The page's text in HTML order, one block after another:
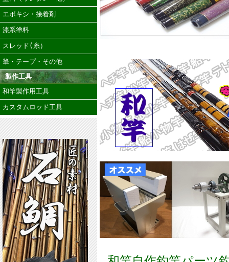
エポキシ・接着剤
漆系塗料
スレッド(糸）
筆・テープ・その他
製作工具
和竿製作用工具
カスタムロッド工具